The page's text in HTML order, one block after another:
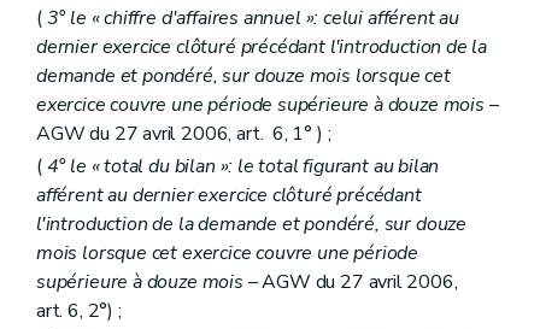
(3° le « chiffre d'affaires annuel »: celui afférent au
dernier exercice clôturé précédant l'introduction de la
demande et pondéré, sur douze mois lorsque cet
exercice couvre une période supérieure à douze mois –
AGW du 27 avril 2006, art. 6, 1° ) ;
(4° le « total du bilan »: le total figurant au bilan
afférent au dernier exercice clôturé précédant
l'introduction de la demande et pondéré, sur douze
mois lorsque cet exercice couvre une période
supérieure à douze mois – AGW du 27 avril 2006,
art. 6, 2°) ;